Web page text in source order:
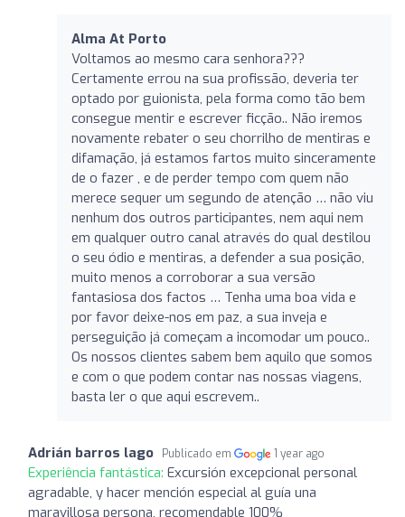
Alma At Porto
Voltamos ao mesmo cara senhora???
Certamente errou na sua profissão, deveria ter
optado por guionista, pela forma como tão bem
consegue mentir e escrever ficção.. Não iremos
novamente rebater o seu chorrilho de mentiras e
difamação, já estamos fartos muito sinceramente
de o fazer , e de perder tempo com quem não
merece sequer um segundo de atenção … não viu
nenhum dos outros participantes, nem aqui nem
em qualquer outro canal através do qual destilou
o seu ódio e mentiras, a defender a sua posição,
muito menos a corroborar a sua versão
fantasiosa dos factos … Tenha uma boa vida e
por favor deixe-nos em paz, a sua inveja e
perseguição já começam a incomodar um pouco..
Os nossos clientes sabem bem aquilo que somos
e com o que podem contar nas nossas viagens,
basta ler o que aqui escrevem..
Adrián barros lago Publicado em 1 year ago
Experiência fantástica: Excursión excepcional personal
agradable, y hacer mención especial al guía una
maravillosa persona, recomendable 100%